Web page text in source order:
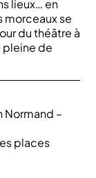
lieux… en
morceaux se
du théâtre à
pleine de
Normand –
places